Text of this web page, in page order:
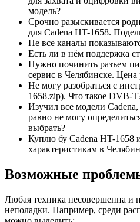
модель?
Срочно разыскивается
для Cadena HT-1658.
Не все каналы
Есть ли в нём поддержка
Нужно починить разъем
сервис в Челябинске. Цена
Не могу разобраться с
1658.zip). Что такое DVB-
Изучил все модели
равно не могу
выбрать?
Куплю бу Cadena HT-1658
характеристикам в
Возможные
Любая техника несовершенна и
неполадки. Например, среди